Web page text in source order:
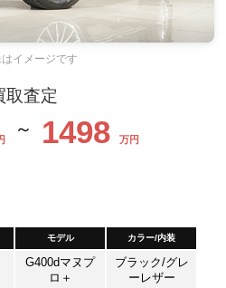
イメージです
取査定
～ 1498 万円
モデル カラー/内装
G400dマヌプ
ロ＋
ブラック/グレ
ーレザー